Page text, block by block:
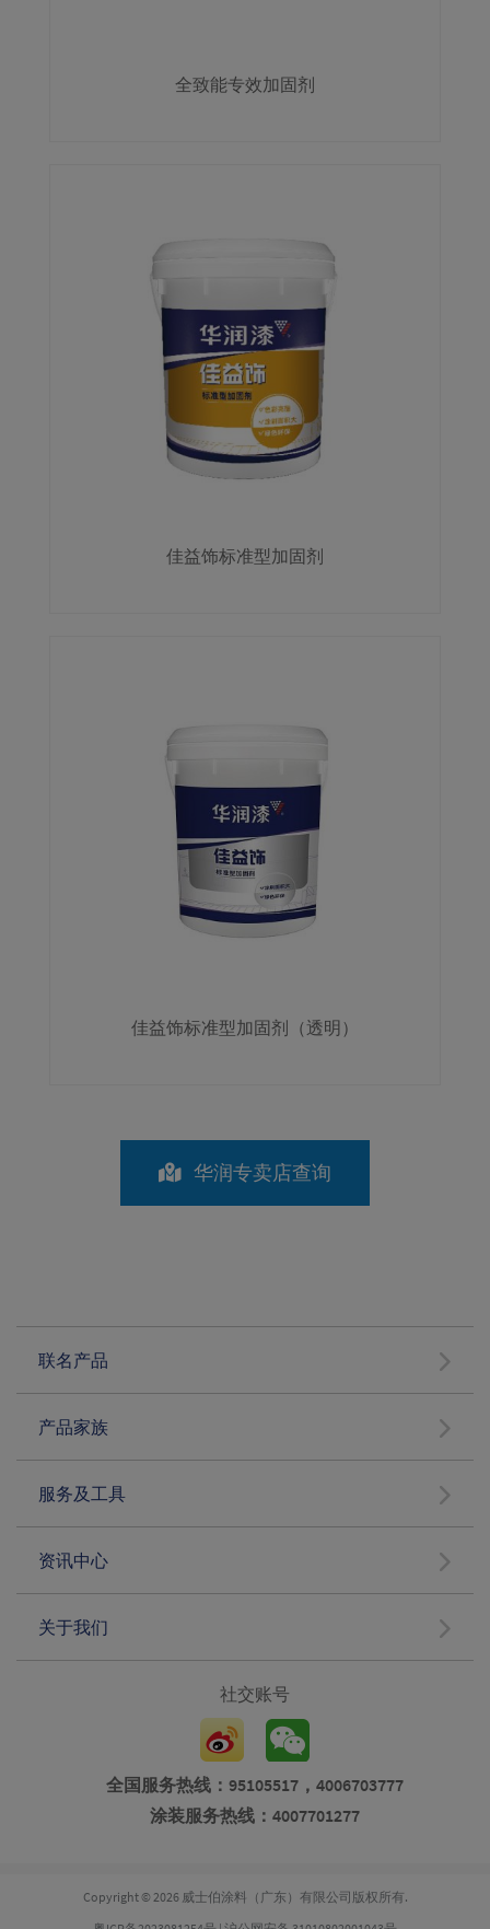
全致能专效加固剂
佳益饰标准型加固剂
佳益饰标准型加固剂（透明）
华润专卖店查询
联名产品
产品家族
服务及工具
资讯中心
关于我们
社交账号
全国服务热线：95105517，4006703777
涂装服务热线：4007701277
Copyright © 2026 威士伯涂料（广东）有限公司版权所有.